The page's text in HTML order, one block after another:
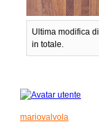
Ultima modifica di
in totale.
mariovalvola